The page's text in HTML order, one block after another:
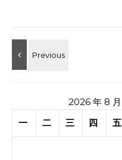
2026 年 8 月
一
二 三 四 五